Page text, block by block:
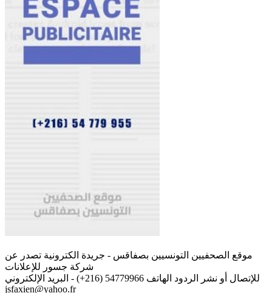
موقع الصحفيين التونسيين بصفاقس - جريدة الكترونية تصدر عن
شركة جسور للإعلانات
للإتصال أو نشر الردود الهاتف 54779966 (216+) - البريد الإلكتروني
jsfaxien@yahoo.fr